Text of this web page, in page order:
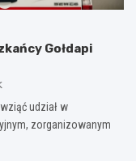
Gołdapi
udział w
zorganizowanym